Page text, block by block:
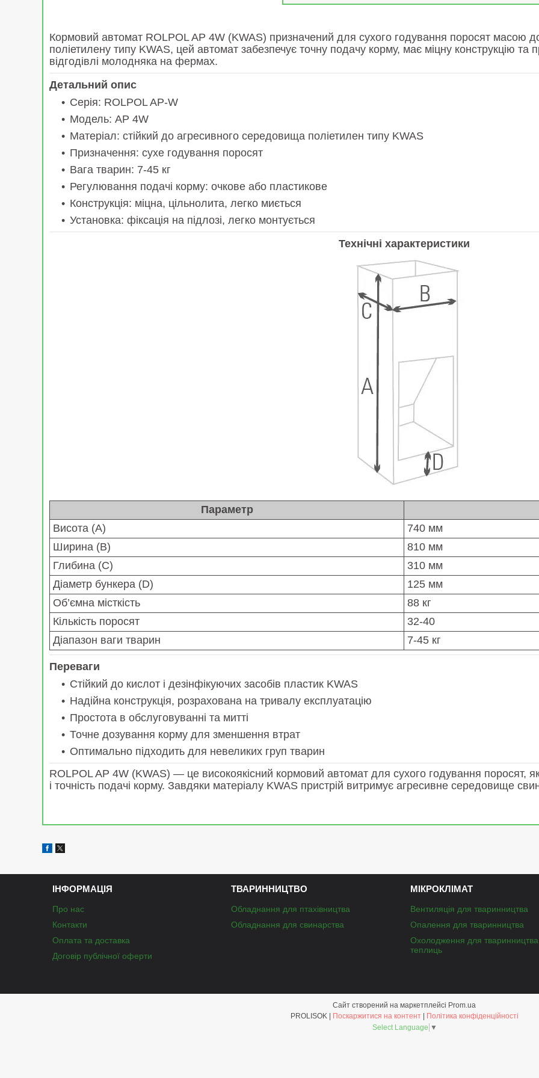
Кормовий автомат ROLPOL AP 4W (KWAS) призначений для сухого годування поросят масою до
поліетилену типу KWAS, цей автомат забезпечує точну подачу корму, має міцну конструкцію та
відгодівлі молодняка на фермах.
Детальний опис
Серія: ROLPOL AP-W
Модель: AP 4W
Матеріал: стійкий до агресивного середовища поліетилен типу KWAS
Призначення: сухе годування поросят
Вага тварин: 7-45 кг
Регулювання подачі корму: очкове або пластикове
Конструкція: міцна, цільнолита, легко миється
Установка: фіксація на підлозі, легко монтується
Технічні характеристики
Параметр
Висота (A)
740 мм
Ширина (B)
810 мм
Глибина (C)
310 мм
Діаметр бункера (D)
125 мм
Об’ємна місткість
88 кг
Кількість поросят
32-40
Діапазон ваги тварин
7-45 кг
Переваги
Стійкий до кислот і дезінфікуючих засобів пластик KWAS
Надійна конструкція, розрахована на тривалу експлуатацію
Простота в обслуговуванні та митті
Точне дозування корму для зменшення втрат
Оптимально підходить для невеликих груп тварин
ROLPOL AP 4W (KWAS) — це високоякісний кормовий автомат для сухого годування поросят,
і точність подачі корму. Завдяки матеріалу KWAS пристрій витримує агресивне середовище
ІНФОРМАЦІЯ
Про нас
Контакти
Оплата та доставка
Договір публічної оферти
ТВАРИННИЦТВО
Обладнання для птахівництва
Обладнання для свинарства
МІКРОКЛІМАТ
Вентиляція для тваринництва
Опалення для тваринництва
Охолодження для тваринництва
теплиць
Сайт створений на маркетплейсі Prom.ua
Поскаржитися на контент
Політика конфіденційності
Select Language ▼